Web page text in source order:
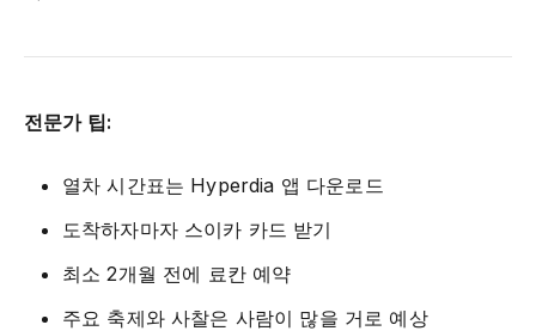
전문가 팁:
열차 시간표는 Hyperdia 앱 다운로드
도착하자마자 스이카 카드 받기
최소 2개월 전에 료칸 예약
주요 축제와 사찰은 사람이 많을 거로 예상